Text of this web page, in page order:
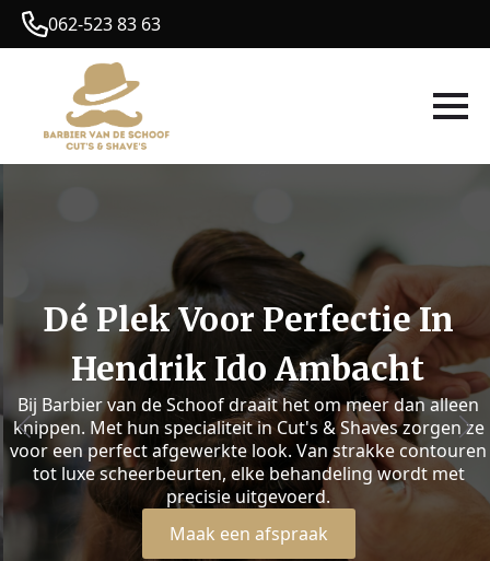
062-523 83 63
Dé Plek Voor Perfectie In
Hendrik Ido Ambacht
Bij Barbier van de Schoof draait het om meer dan alleen
knippen. Met hun specialiteit in Cut's & Shaves zorgen ze
voor een perfect afgewerkte look. Van strakke contouren
tot luxe scheerbeurten, elke behandeling wordt met
precisie uitgevoerd.
Maak een afspraak